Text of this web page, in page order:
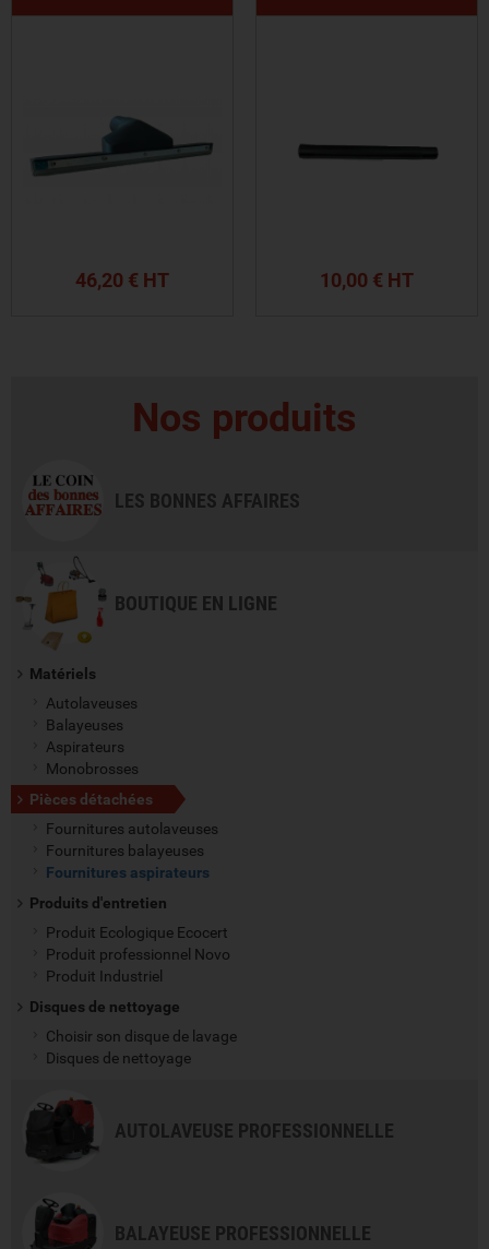
46,20 € HT 10,00 € HT
Nos produits
LES BONNES AFFAIRES
BOUTIQUE EN LIGNE
Matériels
Autolaveuses
Balayeuses
Aspirateurs
Monobrosses
Pièces détachées
Fournitures autolaveuses
Fournitures balayeuses
Fournitures aspirateurs
Produits d'entretien
Produit Ecologique Ecocert
Produit professionnel Novo
Produit Industriel
Disques de nettoyage
Choisir son disque de lavage
Disques de nettoyage
AUTOLAVEUSE PROFESSIONNELLE
BALAYEUSE PROFESSIONNELLE